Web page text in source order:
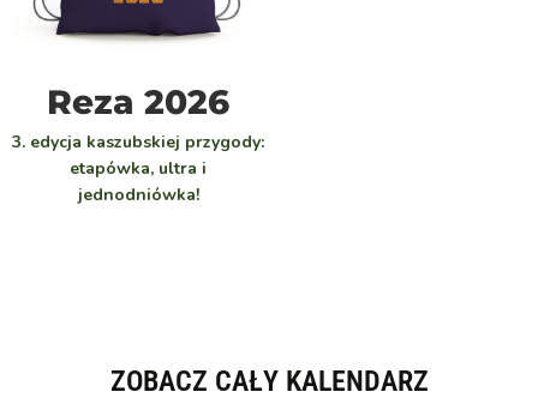
WYBIERZ
Reza 2026
3. edycja kaszubskiej przygody:
etapówka, ultra i
jednodniówka!
ZOBACZ CAŁY KALENDARZ